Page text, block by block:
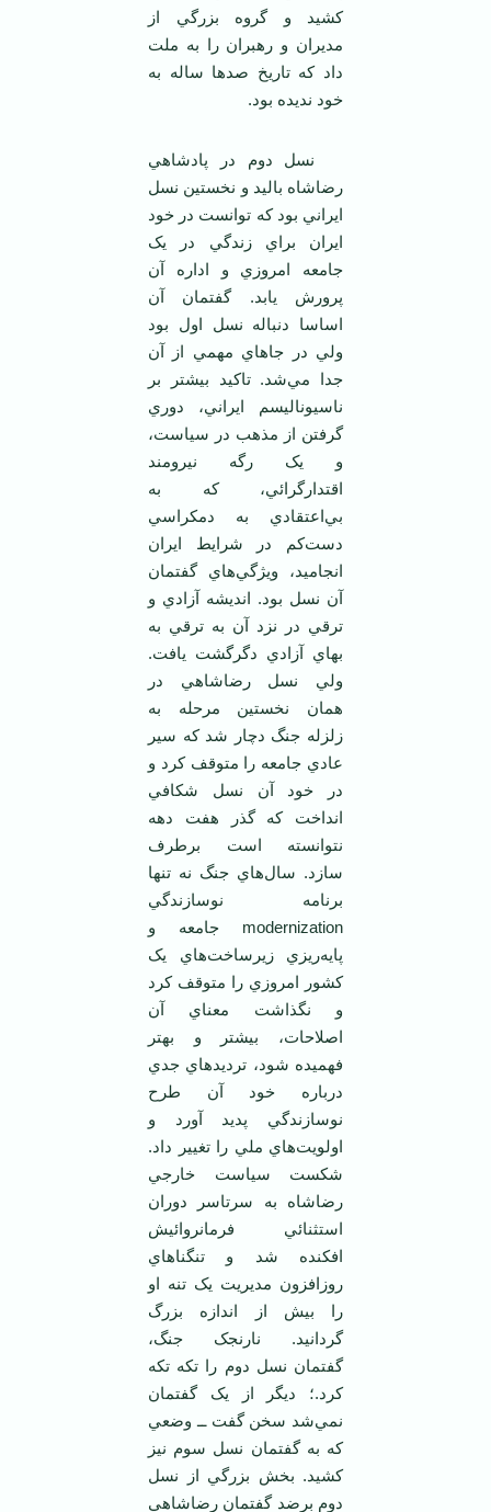
کشيد و گروه بزرگي از
مديران و رهبران را به ملت
داد که تاريخ صدها ساله به
خود نديده بود.
نسل دوم در پادشاهي
رضاشاه باليد و نخستين نسل
ايراني بود که توانست در خود
ايران براي زندگي در يک
جامعه امروزي و اداره آن
پرورش يابد. گفتمان آن
اساسا دنباله نسل اول بود
ولي در جاهاي مهمي از آن
جدا مي‌شد. تاکيد بيشتر بر
ناسيوناليسم ايراني، دوري
گرفتن از مذهب در سياست،
و يک رگه نيرومند
اقتدارگرائي، که به
بي‌اعتقادي به دمکراسي
دست‌کم در شرايط ايران
انجاميد، ويژگي‌هاي گفتمان
آن نسل بود. انديشه آزادي و
ترقي در نزد آن به ترقي به
بهاي آزادي دگرگشت يافت.
ولي نسل رضاشاهي در
همان نخستين مرحله به
زلزله جنگ دچار شد که سير
عادي جامعه را متوقف کرد و
در خود آن نسل شکافي
انداخت که گذر هفت دهه
نتوانسته است برطرف
سازد. سال‌هاي جنگ نه تنها
برنامه نوسازندگي
modernization جامعه و
پايه‌ريزي زيرساخت‌هاي يک
کشور امروزي را متوقف کرد
و نگذاشت معناي آن
اصلاحات، بيشتر و بهتر
فهميده شود، ترديدهاي جدي
درباره خود آن طرح
نوسازندگي پديد آورد و
اولويت‌هاي ملي را تغيير داد.
شکست سياست خارجي
رضاشاه به سرتاسر دوران
استثنائي فرمانروائيش
افکنده شد و تنگناهاي
روزافزون مديريت يک تنه او
را بيش از اندازه بزرگ
گردانيد. نارنجک جنگ،
گفتمان نسل دوم را تکه تکه
کرد.؛ ديگر از يک گفتمان
نمي‌شد سخن گفت ــ وضعي
که به گفتمان نسل سوم نيز
کشيد. بخش بزرگي از نسل
دوم برضد گفتمان رضاشاهي